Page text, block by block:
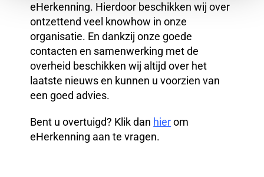
eHerkenning. Hierdoor beschikken wij over
ontzettend veel knowhow in onze
organisatie. En dankzij onze goede
contacten en samenwerking met de
overheid beschikken wij altijd over het
laatste nieuws en kunnen u voorzien van
een goed advies.
Bent u overtuigd? Klik dan hierom
eHerkenning aan te vragen.